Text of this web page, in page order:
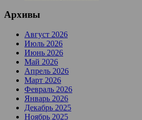
Архивы
Август 2026
Июль 2026
Июнь 2026
Май 2026
Апрель 2026
Март 2026
Февраль 2026
Январь 2026
Декабрь 2025
Ноябрь 2025